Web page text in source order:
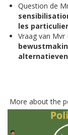
Question de
les
Vraag van
More about the